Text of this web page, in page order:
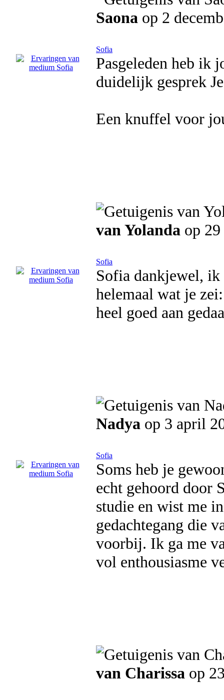
Saona op 2
Sofia
Pasgeleden heb ik
duidelijk gesprek
Een knuffel voor
van Yolanda op
Sofia
Sofia dankjewel, ik
helemaal wat je
heel goed aan
Nadya op 3 april
Sofia
Soms heb je
echt gehoord door
studie en wist me
gedachtegang die
voorbij. Ik ga me
vol enthousiasme
van Charissa op